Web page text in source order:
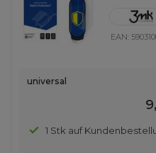
EAN:
universal
1 Stk auf